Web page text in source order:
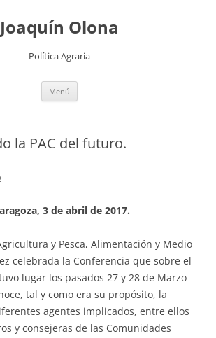
Joaquín Olona
Política Agraria
Menú
la PAC del futuro.
3 de abril de 2017.
y Pesca, Alimentación y Medio
celebrada la Conferencia que sobre el
lugar los pasados 27 y 28 de Marzo
tal y como era su propósito, la
agentes implicados, entre ellos
y consejeras de las Comunidades